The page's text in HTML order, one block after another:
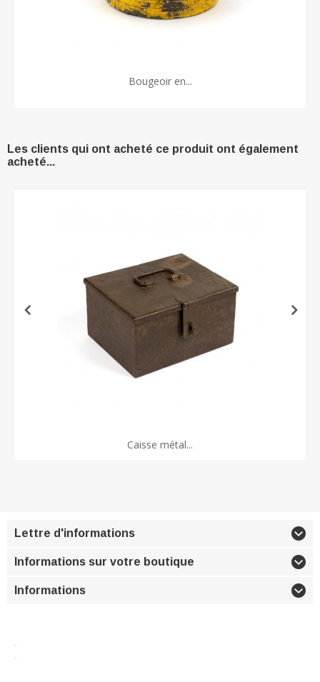
Bougeoir en...
Les clients qui ont acheté ce produit ont également
acheté...
Caisse métal...
Lettre d'informations
Informations sur votre boutique
Informations